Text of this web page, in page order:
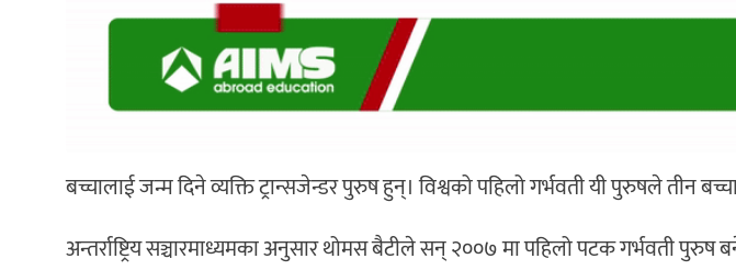
बच्चालाई जन्म दिने व्यक्ति ट्रान्सजेन्डर पुरुष हुन्। विश्वको पहिलो गर्भवती यी पुरुषले तीन
अन्तर्राष्ट्रिय सञ्चारमाध्यमका अनुसार थोमस बैटीले सन् २००७ मा पहिलो पटक गर्भवती पुरुष